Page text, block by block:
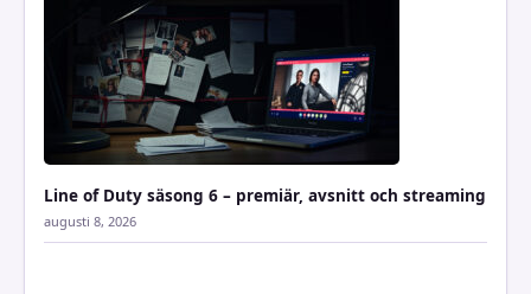
Line of Duty säsong 6 – premiär, avsnitt och streaming
augusti 8, 2026